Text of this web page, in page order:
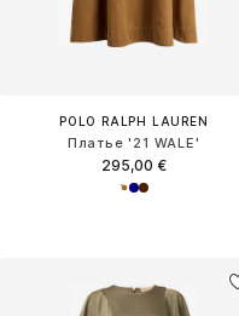
POLO RALPH LAUREN
Платье '21 WALE'
295,00 €